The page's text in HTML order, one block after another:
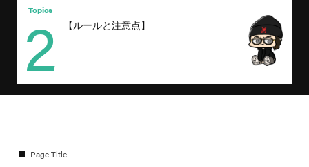
【ルールと注意点】
Topics
2